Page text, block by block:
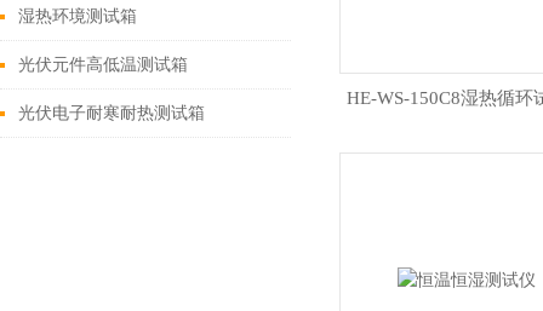
湿热环境测试箱
光伏元件高低温测试箱
光伏电子耐寒耐热测试箱
HE-WS-150C8湿热循环